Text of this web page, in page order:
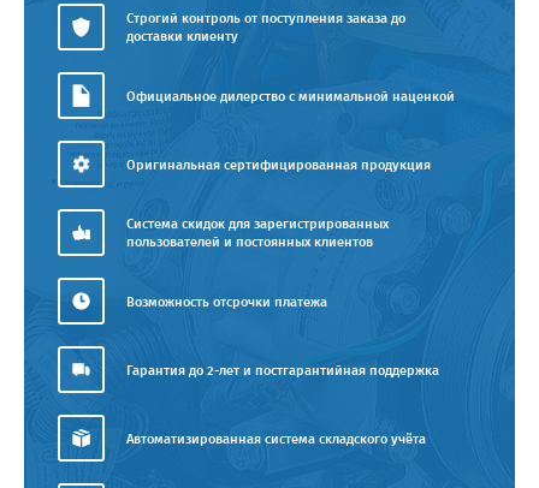
Строгий контроль от поступления заказа до
доставки клиенту
Официальное дилерство с минимальной наценкой
Оригинальная сертифицированная продукция
Система скидок для зарегистрированных
пользователей и постоянных клиентов
Возможность отсрочки платежа
Гарантия до 2-лет и постгарантийная поддержка
Автоматизированная система складского учёта